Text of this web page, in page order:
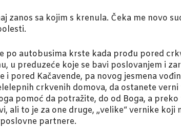
zanos sa kojim s krenula. Čeka me novo
po autobusima krste kada prođu pored
preduzeće koje se bavi poslovanjem i
pored Kačavende, pa novog jesmena
crkvenih domova, da ostanete verni
pomoć da potražite, do od Boga, a
ali to je za one druge, „velike“ vernike
partnere.